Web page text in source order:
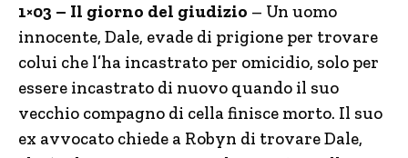
1×03 – Il giorno del giudizio – Un uomo
innocente, Dale, evade di prigione per trovare
colui che l’ha incastrato per omicidio, solo per
essere incastrato di nuovo quando il suo
vecchio compagno di cella finisce morto. Il suo
ex avvocato chiede a Robyn di trovare Dale,